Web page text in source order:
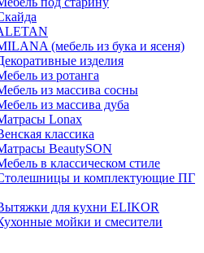
(мебель из бука и ясеня)
изделия
из ротанга
из массива сосны
из массива дуба
Lonax
классика
BeautySON
в классическом стиле
и комплектующие ПГ
для кухни ELIKOR
мойки и смесители